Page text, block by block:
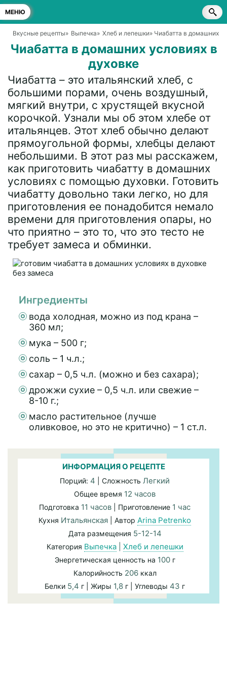
МЕНЮ
Вкусные рецепты» Выпечка» Хлеб и лепешки» Чиабатта в домашних
Чиабатта в домашних условиях в
духовке
Чиабатта – это итальянский хлеб, с
большими порами, очень воздушный,
мягкий внутри, с хрустящей вкусной
корочкой. Узнали мы об этом хлебе от
итальянцев. Этот хлеб обычно делают
прямоугольной формы, хлебцы делают
небольшими. В этот раз мы расскажем,
как приготовить чиабатту в домашних
условиях с помощью духовки. Готовить
чиабатту довольно таки легко, но для
приготовления ее понадобится немало
времени для приготовления опары, но
что приятно – это то, что это тесто не
требует замеса и обминки.
Ингредиенты
вода холодная, можно из под крана –
360 мл;
мука – 500 г;
соль – 1 ч.л.;
сахар – 0,5 ч.л. (можно и без сахара);
дрожжи сухие – 0,5 ч.л. или свежие –
8-10 г.;
масло растительное (лучше
оливковое, но это не критично) – 1 ст.л.
ИНФОРМАЦИЯ О РЕЦЕПТЕ
Порций: 4 | Сложность Легкий
Общее время 12 часов
Подготовка 11 часов | Приготовление 1 час
Кухня Итальянская | Автор Arina Petrenko
Дата размещения 5-12-14
Категория Выпечка| Хлеб и лепешки
Энергетическая ценность на 100г
Калорийность 206ккал
Белки 5,4 г | Жиры 1,8 г | Углеводы 43 г